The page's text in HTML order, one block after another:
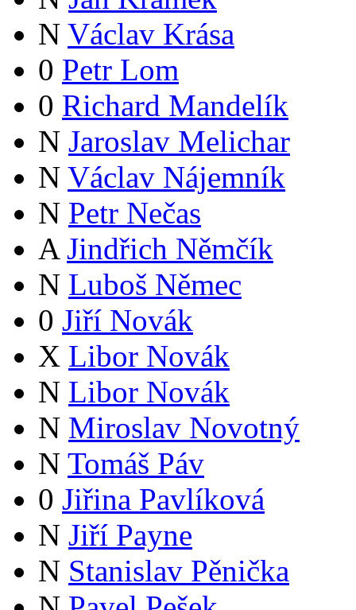
N Václav Krása
0 Petr Lom
0 Richard Mandelík
N Jaroslav Melichar
N Václav Nájemník
N Petr Nečas
A Jindřich Němčík
N Luboš Němec
0 Jiří Novák
X Libor Novák
N Libor Novák
N Miroslav Novotný
N Tomáš Páv
0 Jiřina Pavlíková
N Jiří Payne
N Stanislav Pěnička